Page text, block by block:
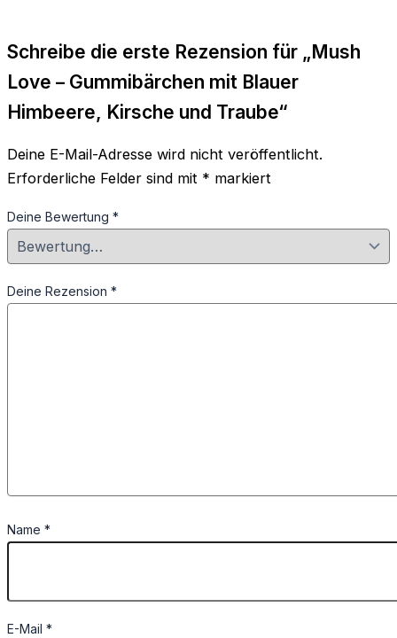
Schreibe die erste Rezension für „Mush
Love – Gummibärchen mit Blauer
Himbeere, Kirsche und Traube“
Deine E-Mail-Adresse wird nicht veröffentlicht.
Erforderliche Felder sind mit * markiert
Deine Bewertung *
Deine Rezension *
Name *
E-Mail *